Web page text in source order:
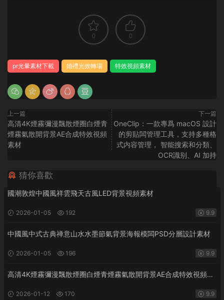
0 0
pr光暈素材下載 婚禮光效轉場 特效視頻素材
上一篇
高清4K煙霧彌漫飄散煙圈白煙青
煙霧氣散開背景AE合成特效視頻
素材
下一篇
OneClip：一款專爲 macOS 設計
的剪貼闆管理工具，支持多種格
式内容管理， 智能搜索和分類、
OCR識别、AI 加持
猜你喜歡
國潮敦煌中國風祥雲飛天古風LED背景視頻素材
2026-01-05 192 9.9
中國風中式古典禅意山水水墨節氣背景海報模闆PSD分層設計素材
2026-01-05 196 9.9
高清4K煙霧彌漫飄散煙圈白煙青煙霧氣散開背景AE合成特效視頻素
2026-01-12 170 9.9